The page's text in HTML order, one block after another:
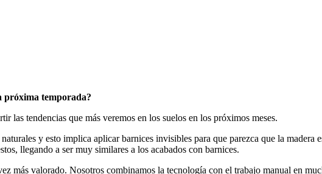
próxima temporada?
las tendencias que más veremos en los suelos en los próximos meses.
y esto implica aplicar barnices invisibles para que parezca que la
llegando a ser muy similares a los acabados con barnices.
más valorado. Nosotros combinamos la tecnología con el trabajo manual en